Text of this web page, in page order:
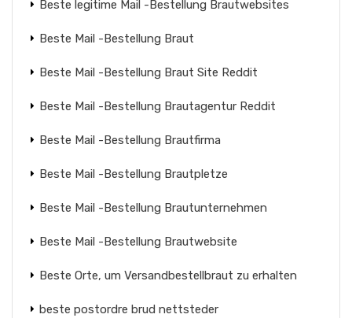
Beste legitime Mail -Bestellung Brautwebsites
Beste Mail -Bestellung Braut
Beste Mail -Bestellung Braut Site Reddit
Beste Mail -Bestellung Brautagentur Reddit
Beste Mail -Bestellung Brautfirma
Beste Mail -Bestellung Brautpletze
Beste Mail -Bestellung Brautunternehmen
Beste Mail -Bestellung Brautwebsite
Beste Orte, um Versandbestellbraut zu erhalten
beste postordre brud nettsteder